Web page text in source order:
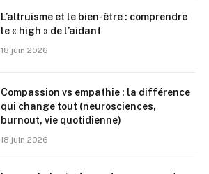
L’altruisme et le bien-être : comprendre
le « high » de l’aidant
18 juin 2026
Compassion vs empathie : la différence
qui change tout (neurosciences,
burnout, vie quotidienne)
18 juin 2026